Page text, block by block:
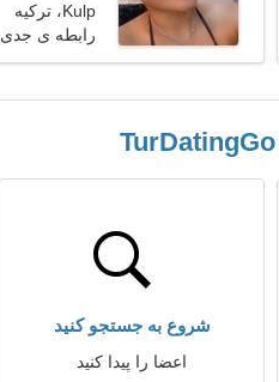
Kulp، ترکیه
رابطه ی جدی
شروع به جستجو کنید
اعضا را پیدا کنید